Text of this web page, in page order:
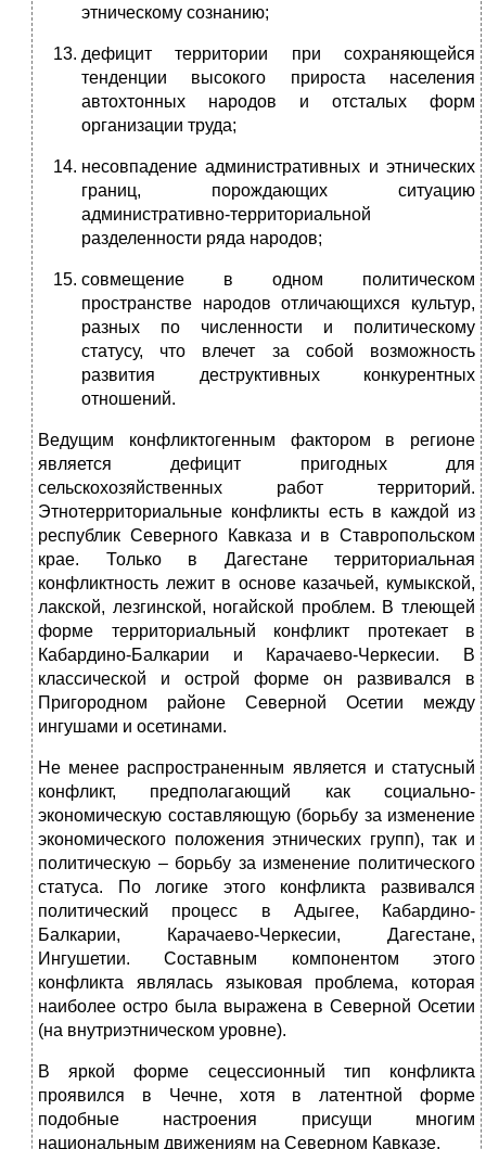
этническому сознанию;
дефицит территории при сохраняющейся
тенденции высокого прироста населения
автохтонных народов и отсталых форм
организации труда;
несовпадение административных и этнических
границ, порождающих ситуацию
административно-территориальной
разделенности ряда народов;
совмещение в одном политическом
пространстве народов отличающихся культур,
разных по численности и политическому
статусу, что влечет за собой возможность
развития деструктивных конкурентных
отношений.
Ведущим конфликтогенным фактором в регионе
является дефицит пригодных для
сельскохозяйственных работ территорий.
Этнотерриториальные конфликты есть в каждой из
республик Северного Кавказа и в Ставропольском
крае. Только в Дагестане территориальная
конфликтность лежит в основе казачьей, кумыкской,
лакской, лезгинской, ногайской проблем. В тлеющей
форме территориальный конфликт протекает в
Кабардино-Балкарии и Карачаево-Черкесии. В
классической и острой форме он развивался в
Пригородном районе Северной Осетии между
ингушами и осетинами.
Не менее распространенным является и статусный
конфликт, предполагающий как социально-
экономическую составляющую (борьбу за изменение
экономического положения этнических групп), так и
политическую – борьбу за изменение политического
статуса. По логике этого конфликта развивался
политический процесс в Адыгее, Кабардино-
Балкарии, Карачаево-Черкесии, Дагестане,
Ингушетии. Составным компонентом этого
конфликта являлась языковая проблема, которая
наиболее остро была выражена в Северной Осетии
(на внутриэтническом уровне).
В яркой форме сецессионный тип конфликта
проявился в Чечне, хотя в латентной форме
подобные настроения присущи многим
национальным движениям на Северном Кавказе.